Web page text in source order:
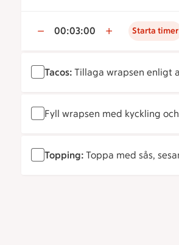
00:03:00 Starta timer
Tacos: Tillaga wrapsen enligt
Fyll wrapsen med kyckling
Topping: Toppa med sås,